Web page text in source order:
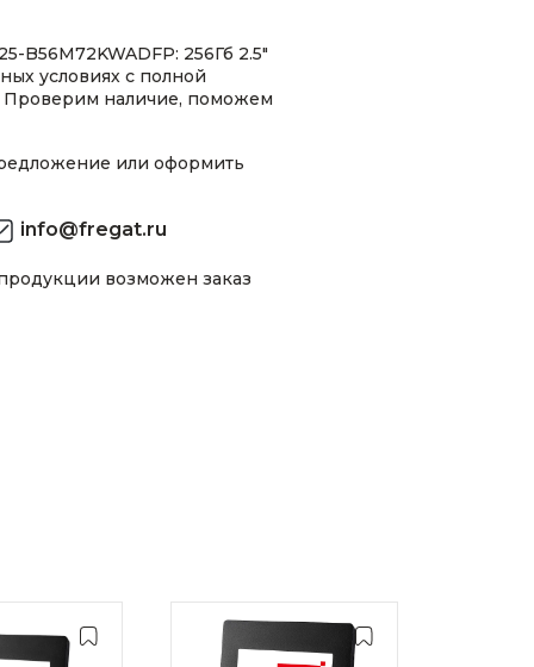
B56M72KWADFP: 256Гб 2.5"
условиях с полной
наличие, поможем
или оформить
info@fregat.ru
возможен заказ